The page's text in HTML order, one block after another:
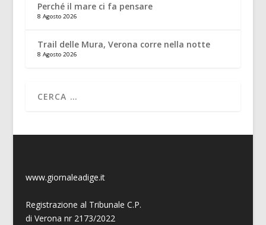
Perché il mare ci fa pensare
8 Agosto 2026
Trail delle Mura, Verona corre nella notte
8 Agosto 2026
www.giornaleadige.it
Registrazione al Tribunale C.P.
di Verona nr 2173/2022